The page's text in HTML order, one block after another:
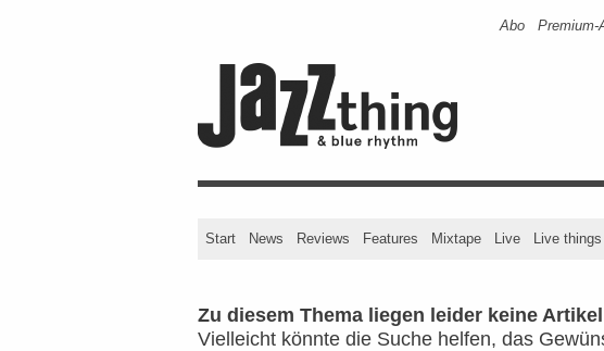
Abo Premium-
Start News Reviews Features Mixtape Live Live things
Zu diesem Thema liegen leider keine
Vielleicht könnte die Suche helfen, das